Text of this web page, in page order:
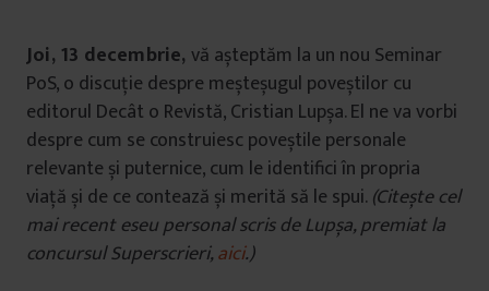
Joi, 13 decembrie, vă așteptăm la un nou Seminar
PoS, o discuție despre meșteșugul poveștilor cu
editorul Decât o Revistă, Cristian Lupșa. El ne va vorbi
despre cum se construiesc poveștile personale
relevante și puternice, cum le identifici în propria
viață și de ce contează și merită să le spui.(Citește cel
mai recent eseu personal scris de Lupșa, premiat la
concursul Superscrieri,aici.)